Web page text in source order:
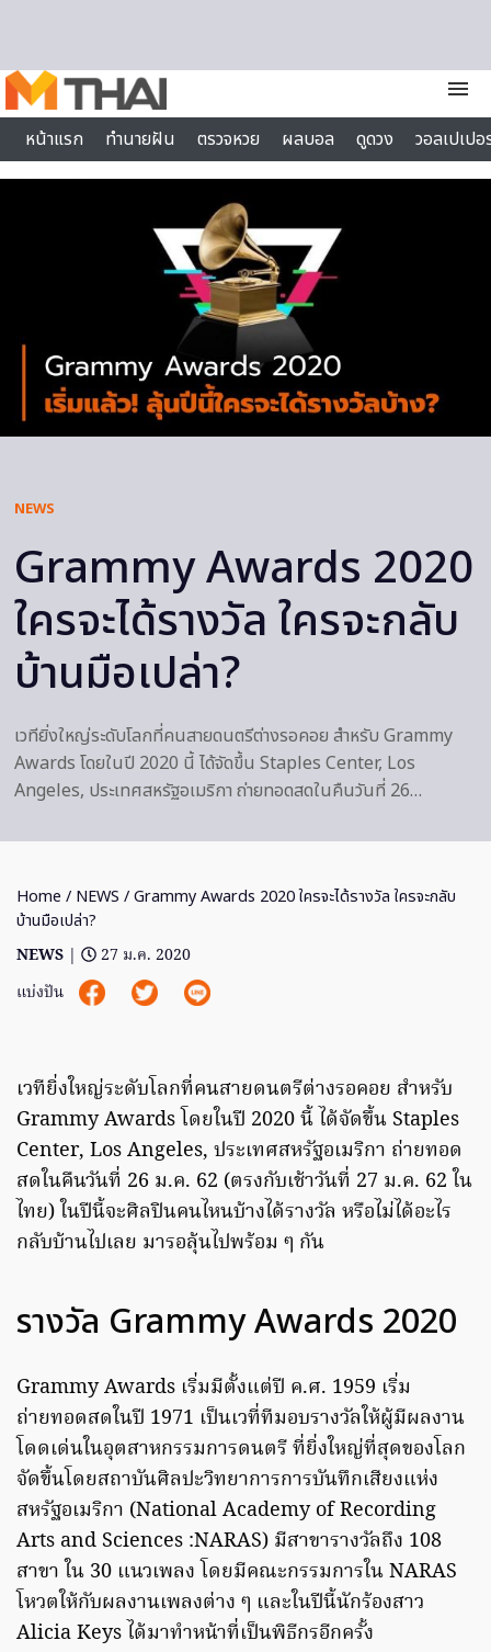
menu
หน้าแรก
ทำนายฝัน ตรวจหวย ผลบอล ดูดวง
วอลเปเป
ไลฟ์สไตล์
NEWS
Grammy Awards 2020
ใครจะได้รางวัล ใครจะกลับ
บ้านมือเปล่า?
เวทียิ่งใหญ่ระดับโลกที่คนสายดนตรีต่างรอคอย สำหรับ Grammy
Awards โดยในปี 2020 นี้ ได้จัดขึ้น Staples Center, Los
Angeles, ประเทศสหรัฐอเมริกา ถ่ายทอดสดในคืนวันที่ 26…
Home / NEWS / Grammy Awards 2020 ใครจะได้รางวัล ใครจะกลับ
บ้านมือเปล่า?
NEWS |
27 ม.ค. 2020
แบ่งปัน
เวทียิ่งใหญ่ระดับโลกที่คนสายดนตรีต่างรอคอย สำหรับ
Grammy Awards โดยในปี 2020 นี้ ได้จัดขึ้น Staples
Center, Los Angeles, ประเทศสหรัฐอเมริกา ถ่ายทอด
สดในคืนวันที่ 26 ม.ค. 62 (ตรงกับเช้าวันที่ 27 ม.ค. 62 ใน
ไทย) ในปีนี้จะศิลปินคนไหนบ้างได้รางวัล หรือไม่ได้อะไร
กลับบ้านไปเลย มารอลุ้นไปพร้อม ๆ กัน
รางวัล Grammy Awards 2020
Grammy Awards เริ่มมีตั้งแต่ปี ค.ศ. 1959 เริ่ม
ถ่ายทอดสดในปี 1971 เป็นเวที่ทีมอบรางวัลให้ผู้มีผลงาน
โดดเด่นในอุตสาหกรรมการดนตรี ที่ยิ่งใหญ่ที่สุดของโลก
จัดขึ้นโดยสถาบันศิลปะวิทยาการการบันทึกเสียงแห่ง
สหรัฐอเมริกา (National Academy of Recording
Arts and Sciences :NARAS) มีสาขารางวัลถึง 108
สาขา ใน 30 แนวเพลง โดยมีคณะกรรมการใน NARAS
โหวตให้กับผลงานเพลงต่าง ๆ และในปีนี้นักร้องสาว
Alicia Keys ได้มาทำหน้าที่เป็นพิธีกรอีกครั้ง